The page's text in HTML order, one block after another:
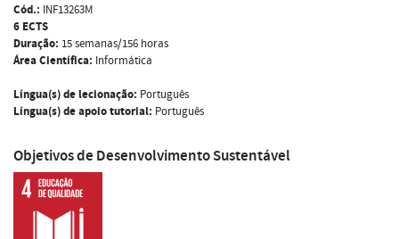
Cód.: INF13263M
6 ECTS
Duração: 15 semanas/156 horas
Área Científica: Informática
Língua(s) de lecionação: Português
Língua(s) de apoio tutorial: Português
Objetivos de Desenvolvimento Sustentável